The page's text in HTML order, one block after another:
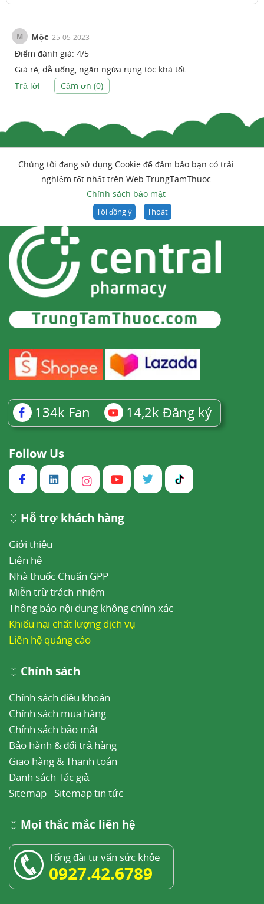
M Mộc 25-05-2023
Điểm đánh giá: 4/5
Giá rẻ, dễ uống, ngăn ngừa rụng tóc khá tốt
Trả lời
Cảm ơn (0)
Chúng tôi đang sử dụng Cookie để đảm bảo bạn có trải
nghiệm tốt nhất trên Web TrungTamThuoc
Chính sách bảo mật
Tôi đồng ý Thoát
134k Fan 14,2k Đăng ký
Follow Us
Hỗ trợ khách hàng
Giới thiệu
Liên hệ
Nhà thuốc Chuẩn GPP
Miễn trừ trách nhiệm
Thông báo nội dung không chính xác
Khiếu nại chất lượng dịch vụ
Liên hệ quảng cáo
Chính sách
Chính sách điều khoản
Chính sách mua hàng
Chính sách bảo mật
Bảo hành & đổi trả hàng
Giao hàng & Thanh toán
Danh sách Tác giả
Sitemap- Sitemap tin tức
Mọi thắc mắc liên hệ
Tổng đài tư vấn sức khỏe
0927.42.6789